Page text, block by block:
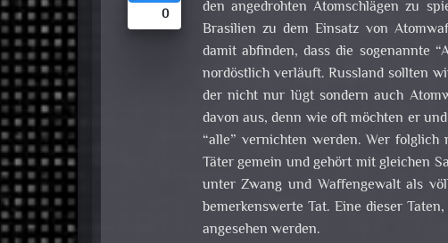
0
den angedrohten Atomschlägen zu
Brasilien zu dem Einsatz von
damit abfinden, dass die sogenannte
nordöstlich verläuft. Russland sollten
der nicht nur lügt sondern auch
davon aus, denn wie oft möchten er
“alle” vernichten werden. Wer
Täter gemein und gehört mit gleichen
unter Zwang und Waffengewalt als
bemerkenswerte Tat. Eine dieser
angesehen werden.